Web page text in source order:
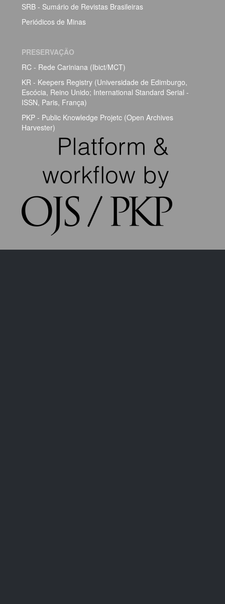
SRB - Sumário de Revistas Brasileiras
Periódicos de Minas
PRESERVAÇÃO
RC - Rede Cariniana (Ibict/MCT)
KR - Keepers Registry (Universidade de Edimburgo,
Escócia, Reino Unido; International Standard Serial -
ISSN, Paris, França)
PKP - Public Knowledge Projetc (Open Archives
Harvester)